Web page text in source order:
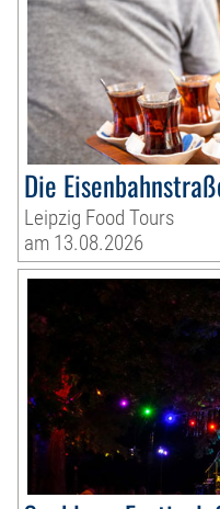
Die
Leipzig Food Tours
am 13.08.2026